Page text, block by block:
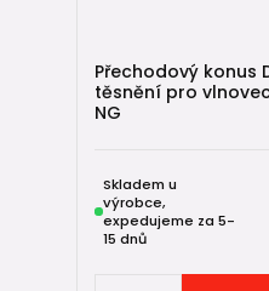
Přechodový konus
těsnění pro
NG
Skladem u
výrobce,
expedujeme za 5-
15 dnů